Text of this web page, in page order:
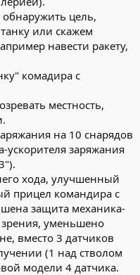
цель,
или скажем
навести ракету,
комадира с
местность,
на 10 снарядов
ускорителя заряжания
хода, улучшенный
прицел командира с
защита механика-
уменьшено
вместо 3 датчиков
(1 над стволом
модели 4 датчика.